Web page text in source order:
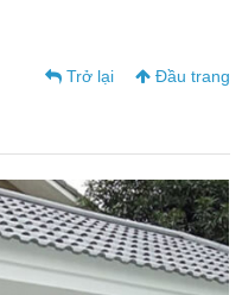
Trở lại Đầu trang